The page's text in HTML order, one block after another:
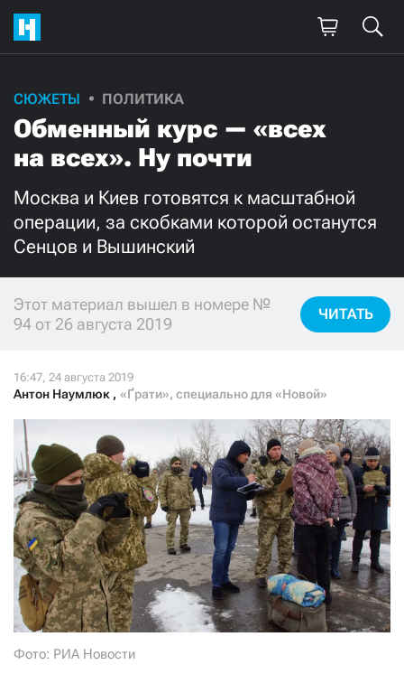
СЮЖЕТЫ ПОЛИТИКА
Обменный курс — «всех
на всех». Ну почти
Москва и Киев готовятся к масштабной
операции, за скобками которой останутся
Сенцов и Вышинский
Этот материал вышел в номере №
94 от 26 августа 2019
ЧИТАТЬ
Антон Наумлюк , «Ґрати», специально для «Новой»
Фото: РИА Новости
Поддержите
нашу работу!
Ежемесячно
3000 1000
500 300
Нажимая кнопку «Стать соучастником»,
я принимаю условия и подтверждаю свое гражданство РФ
ПОДЕЛИТЬСЯ С ДРУЗЬЯМИ
Если у вас есть вопросы, пишите donate@novayagazeta.ruили
звоните:
+7 (929) 612-03-68